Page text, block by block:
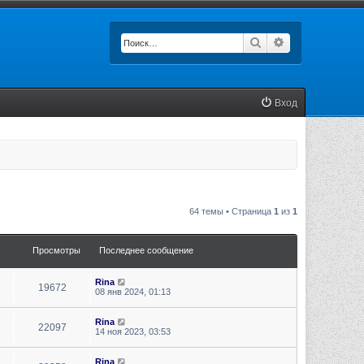
Поиск
Вход
64 темы • Страница 1 из 1
Просмотры Последнее сообщение
19672
Rina
08 янв 2024, 01:13
22097
Rina
14 ноя 2023, 03:53
Rina